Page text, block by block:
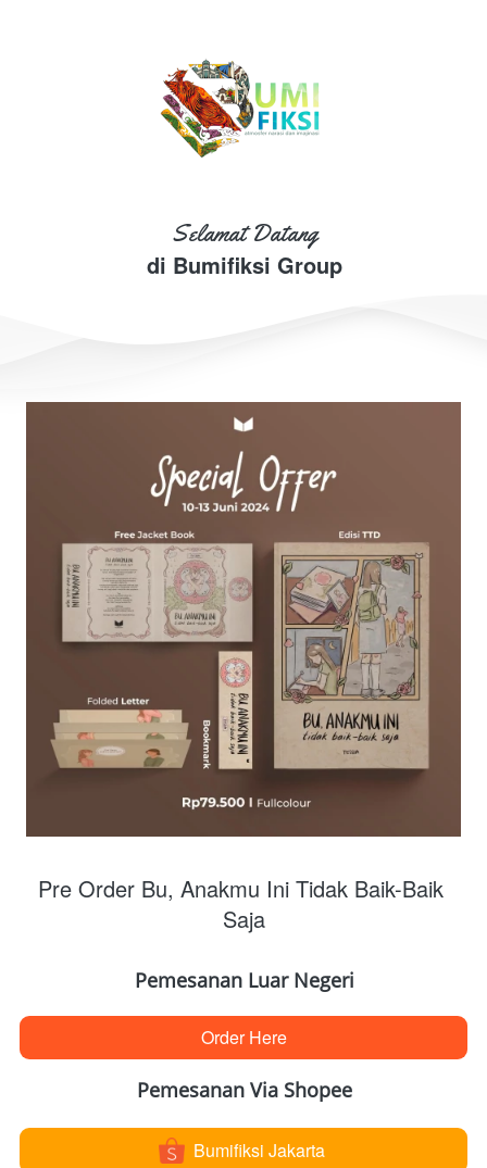
Selamat Datang
di Bumifiksi Group
Pre Order Bu, Anakmu Ini Tidak Baik-Baik
Saja
Pemesanan Luar Negeri
`
Order Here
Pemesanan Via Shopee
` Bumifiksi Jakarta